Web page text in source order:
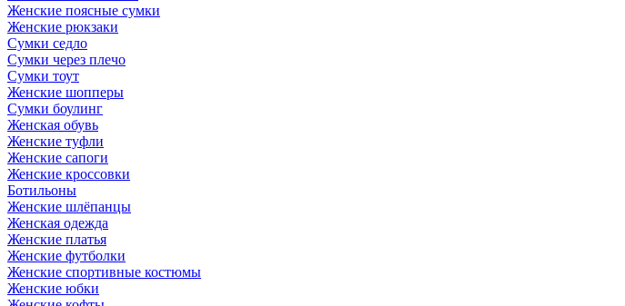
Женские поясные сумки
Женские рюкзаки
Сумки седло
Сумки через плечо
Сумки тоут
Женские шопперы
Сумки боулинг
Женская обувь
Женские туфли
Женские сапоги
Женские кроссовки
Ботильоны
Женские шлёпанцы
Женская одежда
Женские платья
Женские футболки
Женские спортивные костюмы
Женские юбки